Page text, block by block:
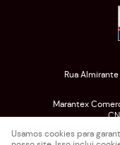
Rua
Marantex
Usamos cookies para